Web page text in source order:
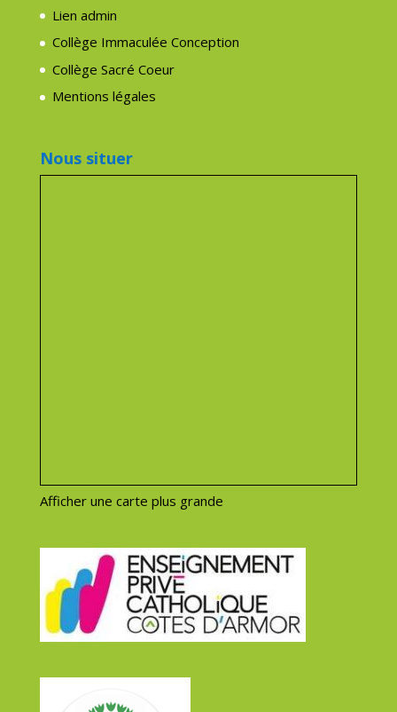
Lien admin
Collège Immaculée Conception
Collège Sacré Coeur
Mentions légales
Nous situer
Afficher une carte plus grande